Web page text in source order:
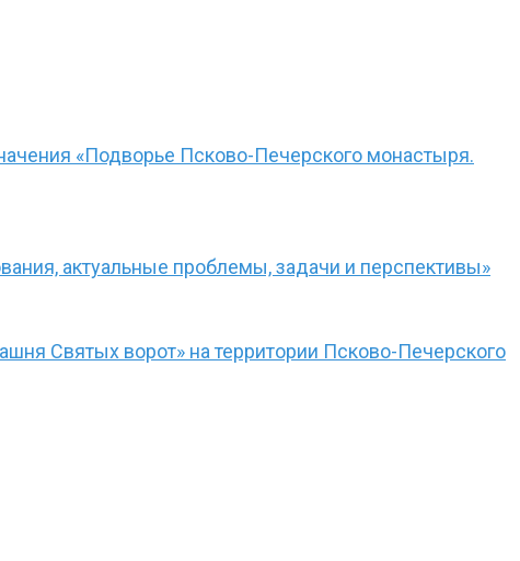
«Подворье Псково-Печерского монастыря.
актуальные проблемы, задачи и перспективы»
Святых ворот» на территории Псково-Печерского